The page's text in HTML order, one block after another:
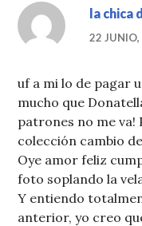
la chica
22
uf a mi lo de pagar
mucho que
patrones no me va!
colección cambio
Oye amor feliz
foto soplando la
Y entiendo
anterior, yo creo